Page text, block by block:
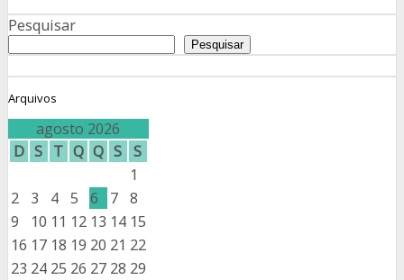
Pesquisar
Pesquisar
Arquivos
agosto 2026
D S T Q Q S
S
1
2
3 4 5 6 7 8
9
10 11 12 13 14 15
16 17 18 19 20 21 22
23 24 25 26 27 28 29